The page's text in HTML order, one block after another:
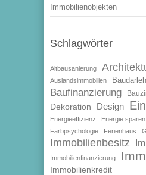
Immobilienobjekten
Schlagwörter
Altbausanierung
Auslandsimmobilien
Baufinanzierung
Dekoration Design
Energieeffizienz Energie sparen
Farbpsychologie
Ferienhaus
Immobilienbesitz
Immobilienfinanzierung
Immobilienkredit